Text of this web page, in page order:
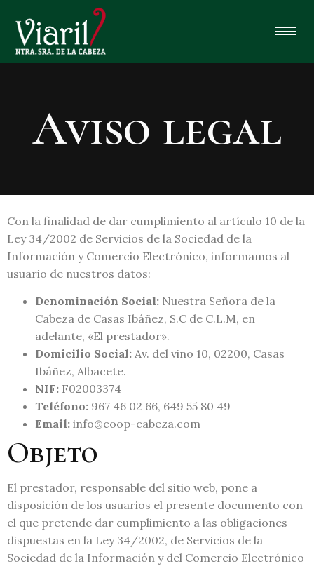
Aviso legal
Con la finalidad de dar cumplimiento al artículo 10 de la
Ley 34/2002 de Servicios de la Sociedad de la
Información y Comercio Electrónico, informamos al
usuario de nuestros datos:
Denominación Social: Nuestra Señora de la
Cabeza de Casas Ibáñez, S.C de C.L.M, en
adelante, «El prestador».
Domicilio Social: Av. del vino 10, 02200, Casas
Ibáñez, Albacete.
NIF: F02003374
Teléfono: 967 46 02 66, 649 55 80 49
Email: info@coop-cabeza.com
Objeto
El prestador, responsable del sitio web, pone a
disposición de los usuarios el presente documento con
el que pretende dar cumplimiento a las obligaciones
dispuestas en la Ley 34/2002, de Servicios de la
Sociedad de la Información y del Comercio Electrónico